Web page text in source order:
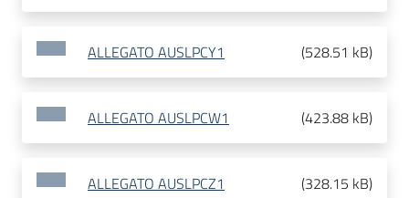
ALLEGATO AUSLPCY1 (528.51 kB)
ALLEGATO AUSLPCW1 (423.88 kB)
ALLEGATO AUSLPCZ1 (328.15 kB)